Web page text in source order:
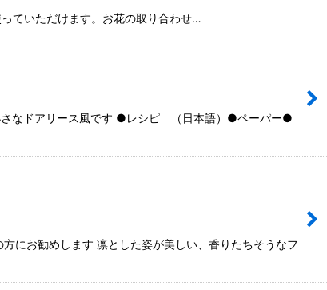
いただけます。お花の取り合わせ…
なドアリース風です ●レシピ （日本語）●ペーパー●
お勧めします 凛とした姿が美しい、香りたちそうなフ